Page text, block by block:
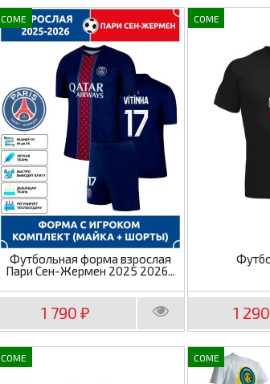
COME
Футбольная форма взрослая
Пари Сен-Жермен 2025 2026...
1 790₽
COME
1
COME COME